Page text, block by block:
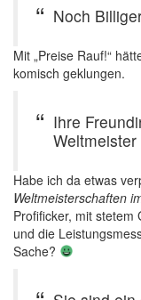
Noch
Mit „Preise Rauf!“
komisch geklungen.
Ihre
Weltmeister
Habe ich da etwas
Weltmeisterschaften
Profificker, mit stetem
und die
Sache?